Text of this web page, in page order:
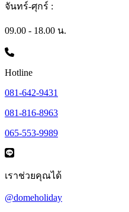
จันทร์-ศุกร์ :
09.00 - 18.00 น.
Hotline
081-642-9431
081-816-8963
065-553-9989
เราช่วยคุณได้
@domeholiday